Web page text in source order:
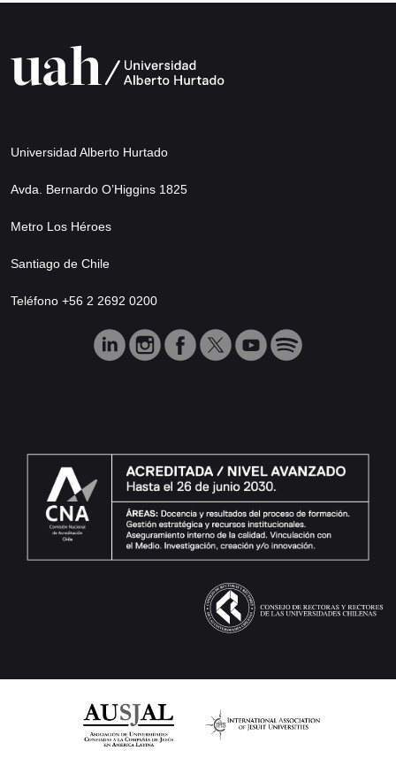
Universidad Alberto Hurtado
Avda. Bernardo O’Higgins 1825
Metro Los Héroes
Santiago de Chile
Teléfono +56 2 2692 0200